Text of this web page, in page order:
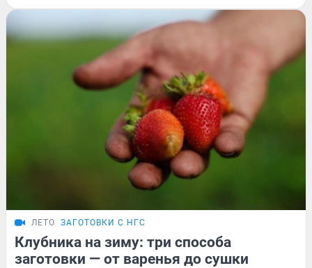
ЛЕТО ЗАГОТОВКИ С НГС
Клубника на зиму: три способа
заготовки — от варенья до сушки